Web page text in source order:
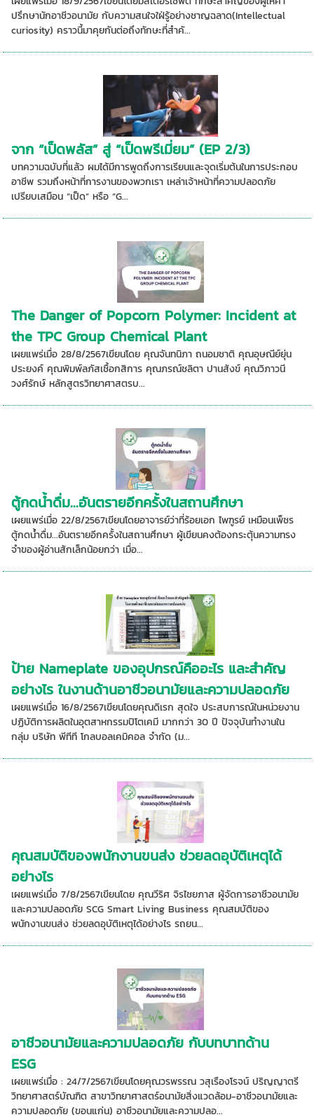
ปรึกษานักอาชีวอนามัย กับความสนใจใฝ่รู้อย่างชาญฉลาด(Intellectual
curiosity) คราวนี้มาคุยกันต่อถึงทักษะที่สำคั...
จาก “เป็ดพลัส” สู่ “เป็ดพรีเมี่ยม” (EP 2/3)
บทความฉบับที่แล้ว ผมได้มีการพูดถึงการเรียนและจุดเริ่มต้นในการประกอบ
อาชีพ รวมถึงหน้าที่การงานของพวกเรา เหล่าเจ้าหน้าที่ความปลอดภัย
เปรียบเสมือน “เป็ด” หรือ “G...
The Danger of Popcorn Polymer: Incident at
the TPC Group Chemical Plant
เผยแพร่เมื่อ 28/8/2567เขียนโดย คุณจันทนิภา ถนอมชาติ คุณอุษณีย์ยุ่น
ประยงค์ คุณพิมพ์ลภัสเชื้อกสิการ คุณภรณ์ชลิตา ปานสังข์ คุณวิภาวนี
วงศ์รักษ์ หลักสูตรวิทยาศาสตรบ...
ตู้กดน้ำดื่ม...อันตรายอีกครั้งในสถานศึกษา
เผยแพร่เมื่อ 22/8/2567เขียนโดยอาจารย์ว่าที่ร้อยเอก ไพฑูรย์ เหมือนเพ็ชร
ตู้กดน้ำดื่ม...อันตรายอีกครั้งในสถานศึกษา ผู้เขียนคงต้องกระตุ้นความทรง
จำของผู้อ่านสักเล็กน้อยกว่า เมื่อ...
ป้าย Nameplate ของอุปกรณ์คืออะไร และสำคัญ
อย่างไร ในงานด้านอาชีวอนามัยและความปลอดภัย
เผยแพร่เมื่อ 16/8/2567เขียนโดยคุณดิเรก สุดใจ ประสบการณ์ในหน่วยงาน
ปฏิบัติการผลิตในอุตสาหกรรมปิโตเคมี มากกว่า 30 ปี ปัจจุบันทำงานใน
กลุ่ม บริษัท พีทีที โกลบอลเคมิคอล จำกัด (ม...
คุณสมบัติของพนักงานขนส่ง ช่วยลดอุบัติเหตุได้
อย่างไร
เผยแพร่เมื่อ 7/8/2567เขียนโดย คุณวีริศ จิรไชยภาส ผู้จัดการอาชีวอนามัย
และความปลอดภัย SCG Smart Living Business คุณสมบัติของ
พนักงานขนส่ง ช่วยลดอุบัติเหตุได้อย่างไร รถยน...
อาชีวอนามัยและความปลอดภัย กับบทบาทด้าน
ESG
เผยแพร่เมื่อ : 24/7/2567เขียนโดยคุณวรพรรณ วสุเรืองโรจน์ ปริญญาตรี
วิทยาศาสตร์บัณฑิต สาขาวิทยาศาสตร์อนามัยสิ่งแวดล้อม-อาชีวอนามัยและ
ความปลอดภัย (ขอนแก่น) อาชีวอนามัยและความปลอ...